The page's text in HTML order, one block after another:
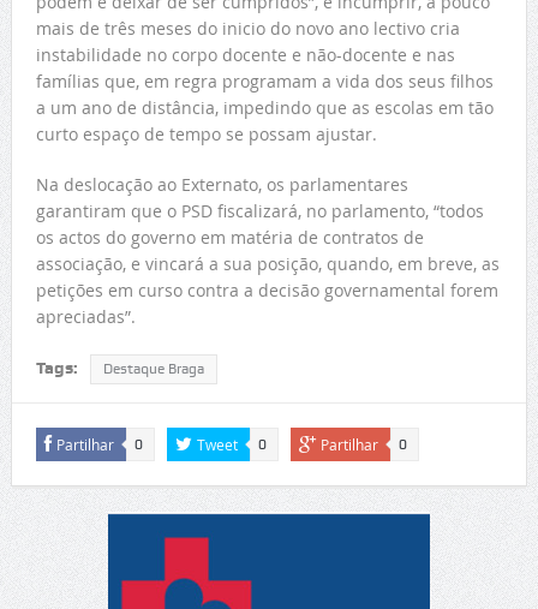
mais de três meses do inicio do novo ano lectivo cria
instabilidade no corpo docente e não-docente e nas
famílias que, em regra programam a vida dos seus filhos
a um ano de distância, impedindo que as escolas em tão
curto espaço de tempo se possam ajustar.
Na deslocação ao Externato, os parlamentares
garantiram que o PSD fiscalizará, no parlamento, “todos
os actos do governo em matéria de contratos de
associação, e vincará a sua posição, quando, em breve, as
petições em curso contra a decisão governamental forem
apreciadas”.
Tags: Destaque Braga
Partilhar 0 Tweet 0 Partilhar 0